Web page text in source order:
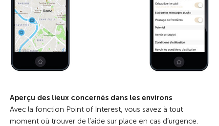
Aperçu des lieux concernés dans les environs
Avec la fonction Point of Interest, vous savez à tout
moment où trouver de l’aide sur place en cas d’urgence.